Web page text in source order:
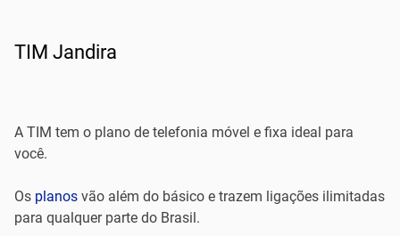
TIM Jandira
A TIM tem o plano de telefonia móvel e fixa ideal para
você.
Os planos vão além do básico e trazem ligações ilimitadas
para qualquer parte do Brasil.